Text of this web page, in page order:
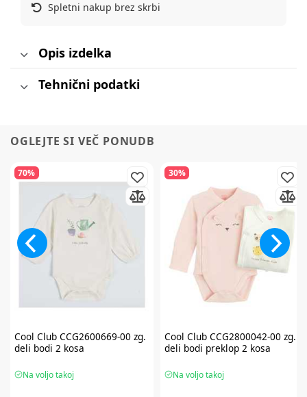
Spletni nakup brez skrbi
Opis izdelka
Tehnični podatki
OGLEJTE SI VEČ PONUDB
70%
Cool ClubCCG2600669-00 zg.
deli bodi 2 kosa
Na voljo takoj
30%
Cool Club CCG2800042-00 zg.
deli bodi preklop 2 kosa
Na voljo takoj